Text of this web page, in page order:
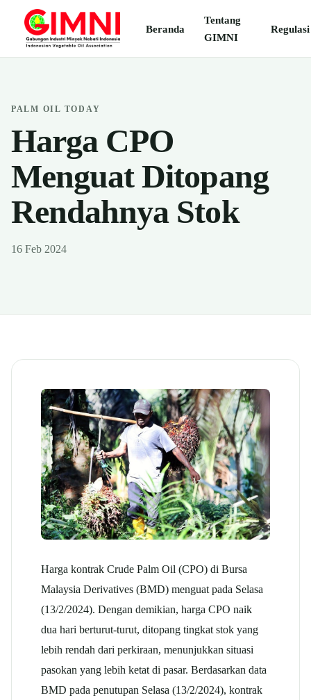
Beranda
Tentang
GIMNI
Regulasi
PALM OIL TODAY
Harga CPO
Menguat Ditopang
Rendahnya Stok
16 Feb 2024
Harga kontrak Crude Palm Oil (CPO) di Bursa
Malaysia Derivatives (BMD) menguat pada Selasa
(13/2/2024). Dengan demikian, harga CPO naik
dua hari berturut-turut, ditopang tingkat stok yang
lebih rendah dari perkiraan, menunjukkan situasi
pasokan yang lebih ketat di pasar. Berdasarkan data
BMD pada penutupan Selasa (13/2/2024), kontrak